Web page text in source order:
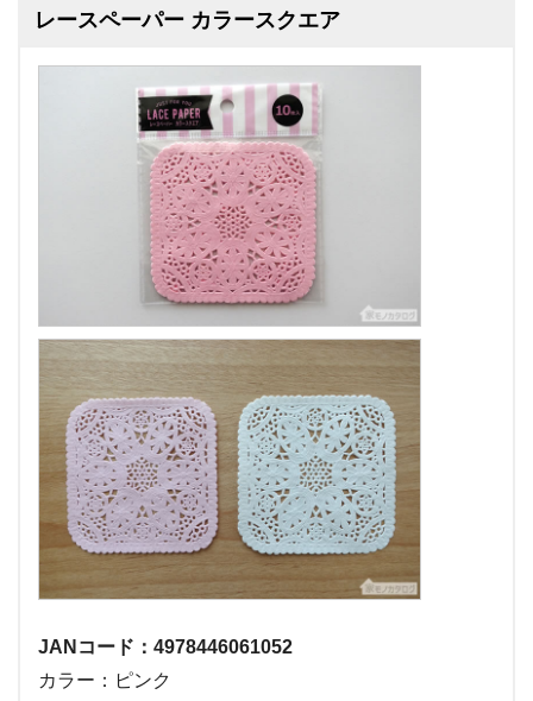
レースペーパー カラースクエア
JANコード：4978446061052
カラー：ピンク